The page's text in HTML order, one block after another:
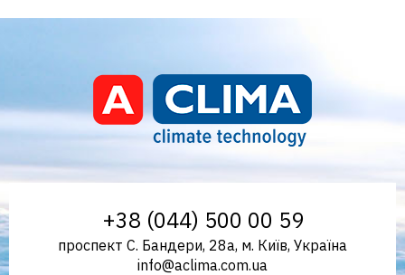
+38 (044) 500 00 59
проспект С. Бандери, 28а, м. Київ, Україна
info@aclima.com.ua